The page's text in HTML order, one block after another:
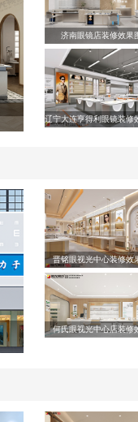
济南眼镜店装修效果
辽宁大连亨得利眼镜装修
晋铭眼视光中心装修效
何氏眼视光中心店装修